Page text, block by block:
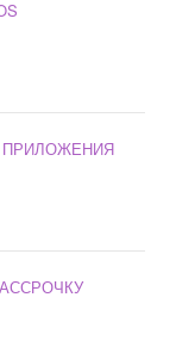
ПРИЛОЖЕНИЯ